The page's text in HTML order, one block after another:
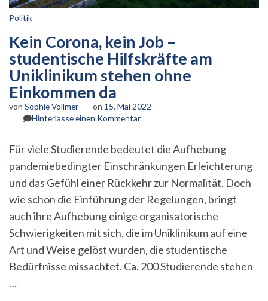
Politik
Kein Corona, kein Job –
studentische Hilfskräfte am
Uniklinikum stehen ohne
Einkommen da
von Sophie Vollmer on 15. Mai 2022
Hinterlasse einen Kommentarzu
kein
Job
–
studentische
Hilfskräfte
am
Uniklinikum
stehen
ohne
Einkommen
da
Für viele Studierende bedeutet die Aufhebung
pandemiebedingter Einschränkungen Erleichterung
und das Gefühl einer Rückkehr zur Normalität. Doch
wie schon die Einführung der Regelungen, bringt
auch ihre Aufhebung einige organisatorische
Schwierigkeiten mit sich, die im Uniklinikum auf eine
Art und Weise gelöst wurden, die studentische
Bedürfnisse missachtet. Ca. 200 Studierende stehen
…